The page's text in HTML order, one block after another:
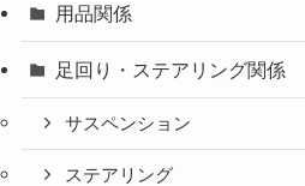
用品関係
足回り・ステアリング関係
サスペンション
ステアリング